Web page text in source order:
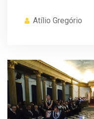
Atílio Gregório